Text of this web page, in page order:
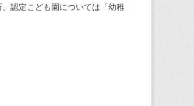
認定こども園については「幼稚